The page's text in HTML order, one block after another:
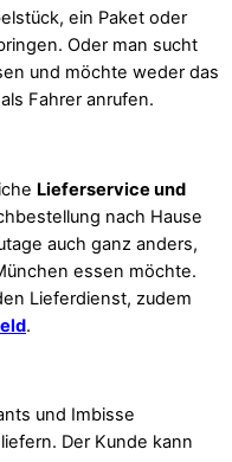
ein Paket oder
Oder man sucht
und möchte weder das
Fahrer anrufen.
Lieferservice und
nach Hause
auch ganz anders,
essen möchte.
Lieferdienst, zudem
.
und Imbisse
Der Kunde kann